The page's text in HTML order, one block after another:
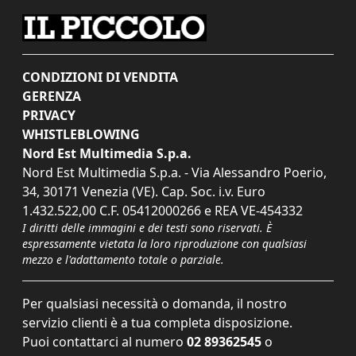
CONDIZIONI DI VENDITA
GERENZA
PRIVACY
WHISTLEBLOWING
Nord Est Multimedia S.p.a.
Nord Est Multimedia S.p.a. - Via Alessandro Poerio,
34, 30171 Venezia (VE). Cap. Soc. i.v. Euro
1.432.522,00 C.F. 05412000266 e REA VE-454332
I diritti delle immagini e dei testi sono riservati. È
espressamente vietata la loro riproduzione con qualsiasi
mezzo e l'adattamento totale o parziale.
Per qualsiasi necessità o domanda, il nostro
servizio clienti è a tua completa disposizione.
Puoi contattarci al numero 02 89362545 o